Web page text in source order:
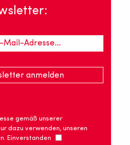
gemäß unserer
dazu verwenden, unseren
Einverstanden